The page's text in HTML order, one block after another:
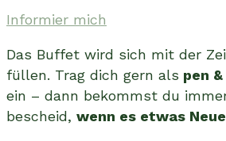
Informier mich
Das Buffet wird sich mit der
füllen. Trag dich gern als pen
ein – dann bekommst du
bescheid, wenn es etwas